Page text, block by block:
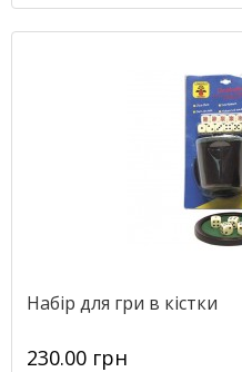
Набір для гри в кістки
230.00 грн